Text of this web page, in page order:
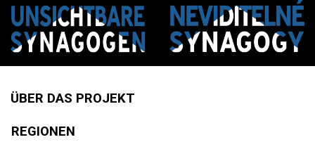
ÜBER DAS PROJEKT
REGIONEN